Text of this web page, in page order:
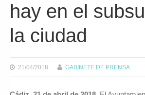
hay en el
la ciudad
21/04/2018 GABINETE DE PRENSA